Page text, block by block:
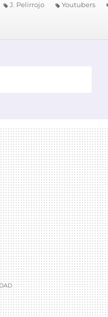
J. Pelirrojo Youtubers